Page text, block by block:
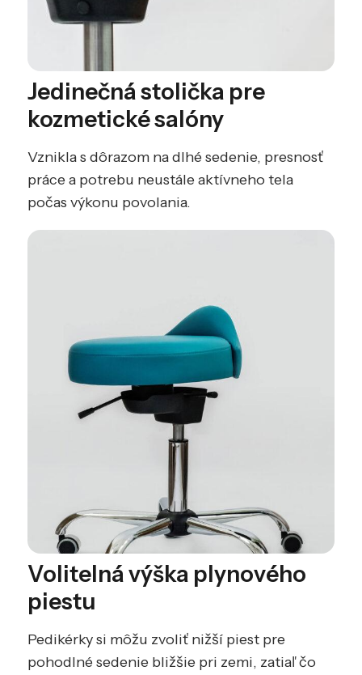
Jedinečná stolička pre
kozmetické salóny
Vznikla s dôrazom na dlhé sedenie, presnosť
práce a potrebu neustále aktívneho tela
počas výkonu povolania.
Volitelná výška plynového
piestu
Pedikérky si môžu zvoliť nižší piest pre
pohodlné sedenie bližšie pri zemi, zatiaľ čo